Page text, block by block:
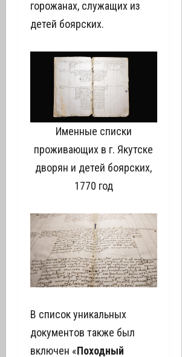
горожанах, служащих из
детей боярских.
Именные списки
проживающих в г. Якутске
дворян и детей боярских,
1770 год
В список уникальных
документов также был
включен «Походный